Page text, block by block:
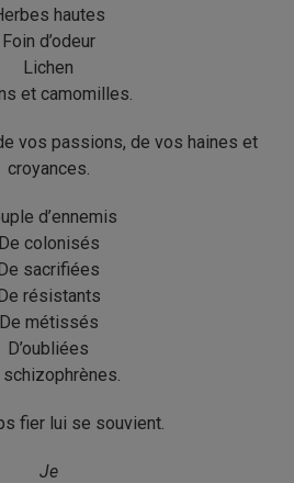
hautes
Foin d’odeur
Lichen
et camomilles.
vos passions, de vos haines et
croyances.
d’ennemis
De colonisés
sacrifiées
résistants
De métissés
D’oubliées
schizophrènes.
fier lui se souvient.
Je